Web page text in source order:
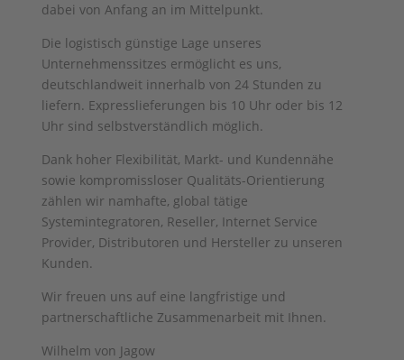
dabei von Anfang an im Mittelpunkt.
Die logistisch günstige Lage unseres
Unternehmenssitzes ermöglicht es uns,
deutschlandweit innerhalb von 24 Stunden zu
liefern. Expresslieferungen bis 10 Uhr oder bis 12
Uhr sind selbstverständlich möglich.
Dank hoher Flexibilität, Markt- und Kundennähe
sowie kompromissloser Qualitäts-Orientierung
zählen wir namhafte, global tätige
Systemintegratoren, Reseller, Internet Service
Provider, Distributoren und Hersteller zu unseren
Kunden.
Wir freuen uns auf eine langfristige und
partnerschaftliche Zusammenarbeit mit Ihnen.
Wilhelm von Jagow